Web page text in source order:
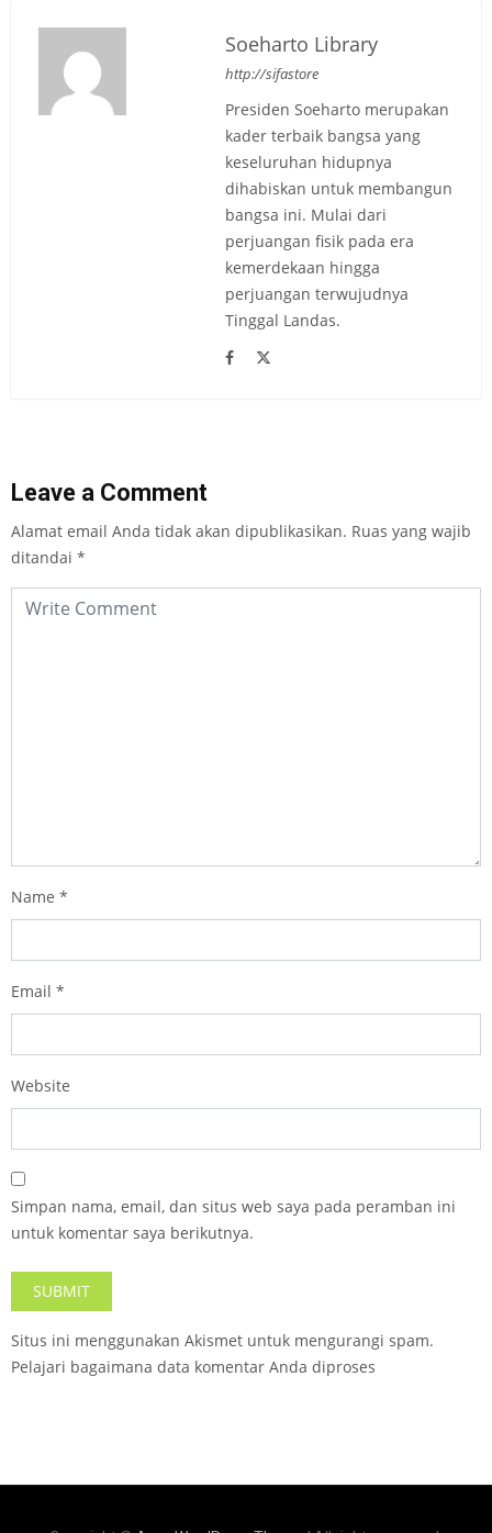
Soeharto Library
http://sifastore
Presiden Soeharto merupakan
kader terbaik bangsa yang
keseluruhan hidupnya
dihabiskan untuk membangun
bangsa ini. Mulai dari
perjuangan fisik pada era
kemerdekaan hingga
perjuangan terwujudnya
Tinggal Landas.
Leave a Comment
Alamat email Anda tidak akan dipublikasikan. Ruas yang wajib
ditandai *
Name *
Email *
Website
Simpan nama, email, dan situs web saya pada peramban ini
untuk komentar saya berikutnya.
Situs ini menggunakan Akismet untuk mengurangi spam.
Pelajari bagaimana data komentar Anda diproses